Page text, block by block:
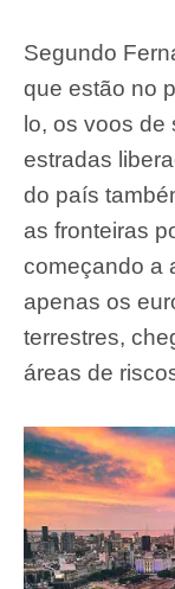
Segundo
que estão no
lo, os voos de
estradas
do país
as fronteiras
começando a
apenas os
terrestres,
áreas de